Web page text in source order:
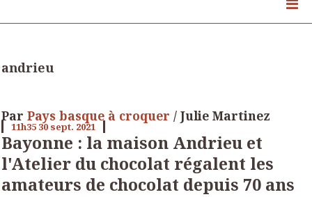
andrieu
Par Pays basque à croquer / Julie Martinez
11h35 30 sept. 2021
Bayonne : la maison Andrieu et
l'Atelier du chocolat régalent les
amateurs de chocolat depuis 70 ans